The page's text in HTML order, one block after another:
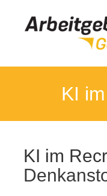
Termin buchen
KI
KI im